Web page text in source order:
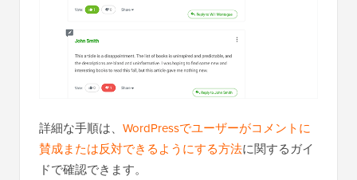
詳細な手順は、 WordPressでユーザーがコメントに
賛成または反対できるようにする方法に関するガイ
ドで確認できます。